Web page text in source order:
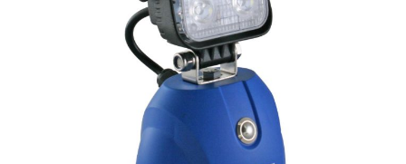
Petit projecteur LED portable avec
caractéristique d'éclairage symétrique,
puissant, maniable et mobile, design
attrayant - associé à la dernière technologie
de batterie Li-Ion.